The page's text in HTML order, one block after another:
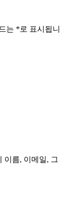
는 *로 표시됩니
이름, 이메일, 그